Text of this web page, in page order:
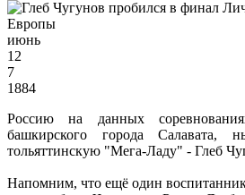
июнь
12
7
1884
Россию на данных
башкирского города Салавата,
тольяттинскую "Мега-Ладу" - Глеб
Напомним, что ещё один